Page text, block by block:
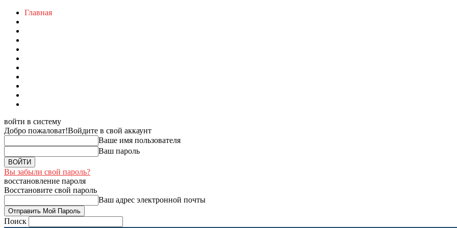
Главная
войти в систему
Добро пожаловат!Войдите в свой аккаунт
Ваше имя пользователя
Ваш пароль
Вы забыли свой пароль?
восстановление пароля
Восстановите свой пароль
Ваш адрес электронной почты
Поиск